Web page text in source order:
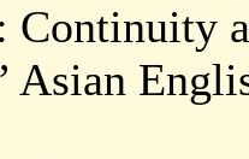
Continuity